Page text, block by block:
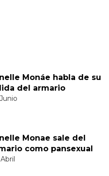
Monáe habla de su
del armario
Monae sale del
como pansexual